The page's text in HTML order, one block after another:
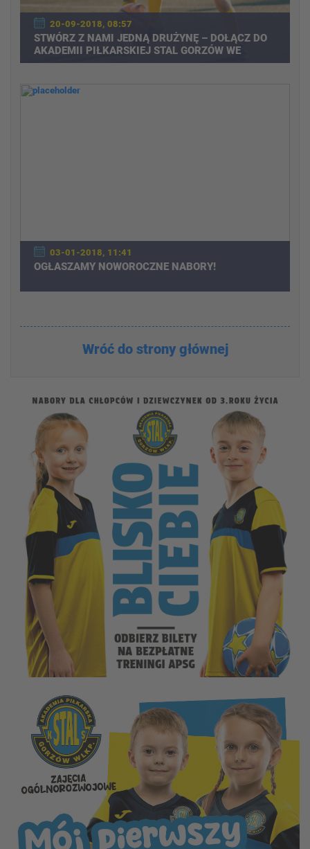
20-09-2018, 08:57
STWÓRZ Z NAMI JEDNĄ DRUŻYNĘ – DOŁĄCZ DO
AKADEMII PIŁKARSKIEJ STAL GORZÓW WE
WRZEŚNIU I ODBIERZ PIŁKĘ!
03-01-2018, 11:41
OGŁASZAMY NOWOROCZNE NABORY!
Wróć do strony głównej